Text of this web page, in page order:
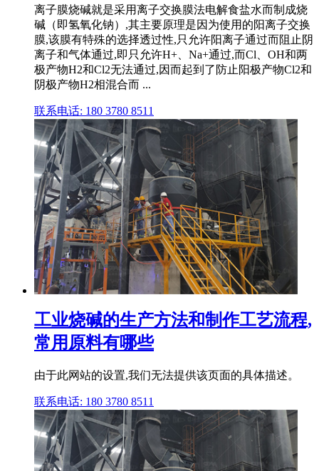
离子膜烧碱就是采用离子交换膜法电解食盐水而制成烧
碱（即氢氧化钠）,其主要原理是因为使用的阳离子交换
膜,该膜有特殊的选择透过性,只允许阳离子通过而阻止阴
离子和气体通过,即只允许H+、Na+通过,而Cl、OH和两
极产物H2和Cl2无法通过,因而起到了防止阳极产物Cl2和
阴极产物H2相混合而 ...
联系电话: 180 3780 8511
工业烧碱的生产方法和制作工艺流程,
常用原料有哪些
由于此网站的设置,我们无法提供该页面的具体描述。
联系电话: 180 3780 8511